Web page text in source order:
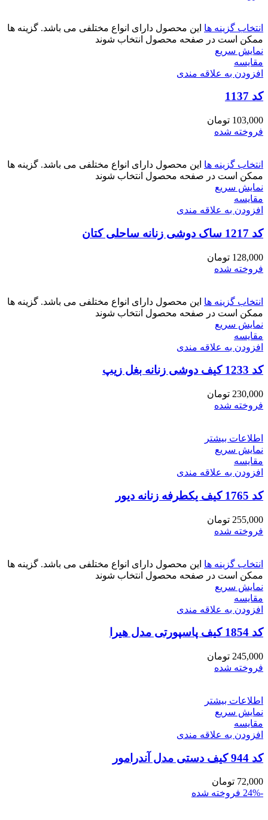
انتخاب گزینه ها این محصول دارای انواع مختلفی می باشد. گزینه ها
ممکن است در صفحه محصول انتخاب شوند
نمایش سریع
مقايسه
افزودن به علاقه مندی
کد 1137
103,000 تومان
فروخته شده
انتخاب گزینه ها این محصول دارای انواع مختلفی می باشد. گزینه ها
ممکن است در صفحه محصول انتخاب شوند
نمایش سریع
مقايسه
افزودن به علاقه مندی
کد 1217 ساک دوشی زنانه ساحلی کتان
128,000 تومان
فروخته شده
انتخاب گزینه ها این محصول دارای انواع مختلفی می باشد. گزینه ها
ممکن است در صفحه محصول انتخاب شوند
نمایش سریع
مقايسه
افزودن به علاقه مندی
کد 1233 کیف دوشی زنانه بغل زیپ
230,000 تومان
فروخته شده
اطلاعات بیشتر
نمایش سریع
مقايسه
افزودن به علاقه مندی
کد 1765 کیف یکطرفه زنانه دیور
255,000 تومان
فروخته شده
انتخاب گزینه ها این محصول دارای انواع مختلفی می باشد. گزینه ها
ممکن است در صفحه محصول انتخاب شوند
نمایش سریع
مقايسه
افزودن به علاقه مندی
کد 1854 کیف پاسپورتی مدل هیرا
245,000 تومان
فروخته شده
اطلاعات بیشتر
نمایش سریع
مقايسه
افزودن به علاقه مندی
کد 944 کیف دستی مدل آندرامور
72,000 تومان
-24%
فروخته شده